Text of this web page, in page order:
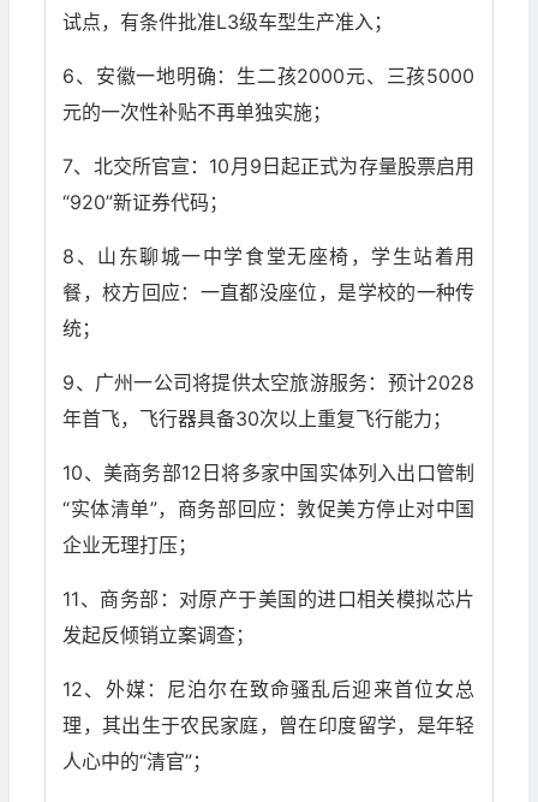
试点，有条件批准L3级车型生产准入；
6、安徽一地明确：生二孩2000元、三孩5000
元的一次性补贴不再单独实施；
7、北交所官宣：10月9日起正式为存量股票启用
“920”新证券代码；
8、山东聊城一中学食堂无座椅，学生站着用
餐，校方回应：一直都没座位，是学校的一种传
统；
9、广州一公司将提供太空旅游服务：预计2028
年首飞，飞行器具备30次以上重复飞行能力；
10、美商务部12日将多家中国实体列入出口管制
“实体清单”，商务部回应：敦促美方停止对中国
企业无理打压；
11、商务部：对原产于美国的进口相关模拟芯片
发起反倾销立案调查；
12、外媒：尼泊尔在致命骚乱后迎来首位女总
理，其出生于农民家庭，曾在印度留学，是年轻
人心中的“清官”；